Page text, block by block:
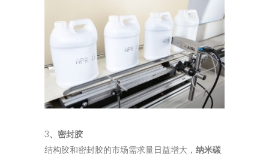
3、密封胶
结构胶和密封胶的市场需求量日益增大， 纳米碳